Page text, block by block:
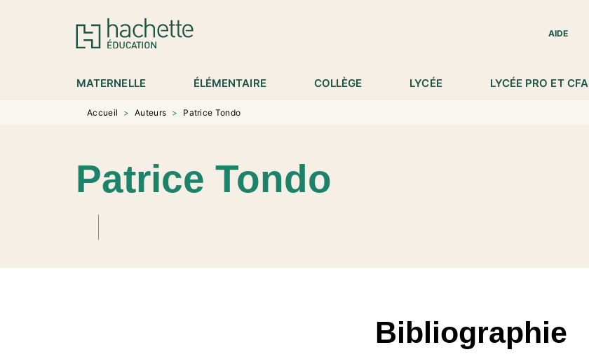
MENU RECHERCHE
AIDE
MATERNELLE ÉLÉMENTAIRE COLLÈGE LYCÉE LYCÉE PRO ET CFA
Accueil > Auteurs > Patrice Tondo
Patrice Tondo
Bibliographie